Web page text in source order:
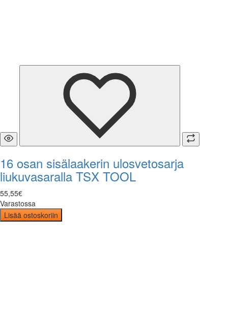
16 osan sisälaakerin ulosvetosarja
liukuvasaralla TSX TOOL
55,55€
Varastossa
Lisää ostoskoriin